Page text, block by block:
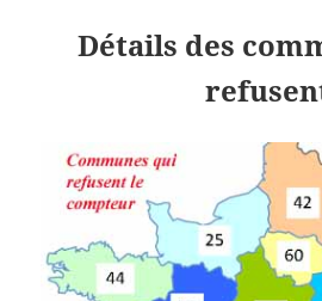
Détails des